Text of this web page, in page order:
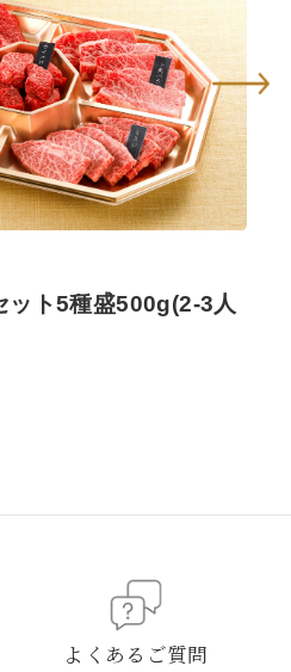
ット5種盛500g(2-3人
よくあるご質問